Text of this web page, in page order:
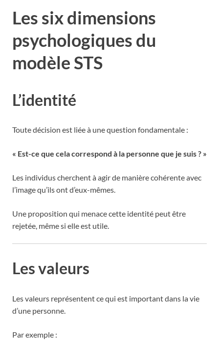
Les six dimensions
psychologiques du
modèle STS
L’identité
Toute décision est liée à une question fondamentale :
« Est-ce que cela correspond à la personne que je suis ? »
Les individus cherchent à agir de manière cohérente avec
l’image qu’ils ont d’eux-mêmes.
Une proposition qui menace cette identité peut être
rejetée, même si elle est utile.
Les valeurs
Les valeurs représentent ce qui est important dans la vie
d’une personne.
Par exemple :